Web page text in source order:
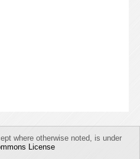
where otherwise noted, is under
License